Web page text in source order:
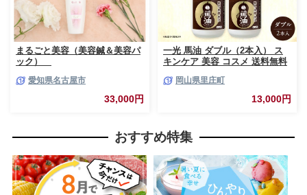
まるごと美容（美容鍼＆美容パ
ック）
愛知県名古屋市
33,000円
一光 馬油 ダブル（2本入） ス
キンケア 美容 コスメ 送料無料
岡山県里庄町
13,000円
おすすめ特集